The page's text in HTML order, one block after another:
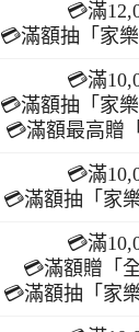
💳滿
💳滿額抽「家樂
💳滿
💳滿額抽「家樂
💳滿額最高贈
💳滿
💳滿額抽「家
💳滿
💳滿額贈「
💳滿額抽「家